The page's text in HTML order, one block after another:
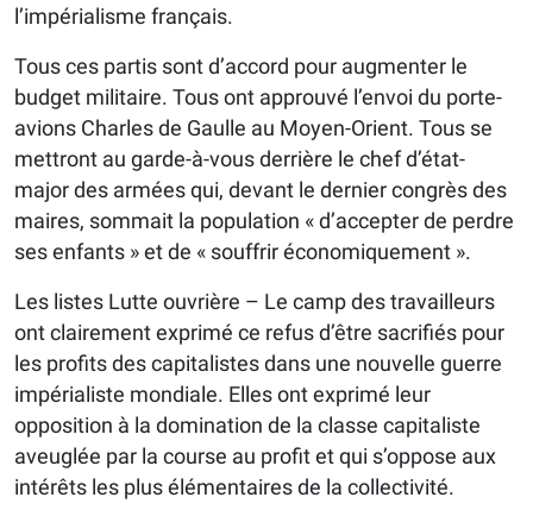
l’impérialisme français.
Tous ces partis sont d’accord pour augmenter le
budget militaire. Tous ont approuvé l’envoi du porte-
avions Charles de Gaulle au Moyen-Orient. Tous se
mettront au garde-à-vous derrière le chef d’état-
major des armées qui, devant le dernier congrès des
maires, sommait la population « d’accepter de perdre
ses enfants » et de « souffrir économiquement ».
Les listes Lutte ouvrière – Le camp des travailleurs
ont clairement exprimé ce refus d’être sacrifiés pour
les profits des capitalistes dans une nouvelle guerre
impérialiste mondiale. Elles ont exprimé leur
opposition à la domination de la classe capitaliste
aveuglée par la course au profit et qui s’oppose aux
intérêts les plus élémentaires de la collectivité.